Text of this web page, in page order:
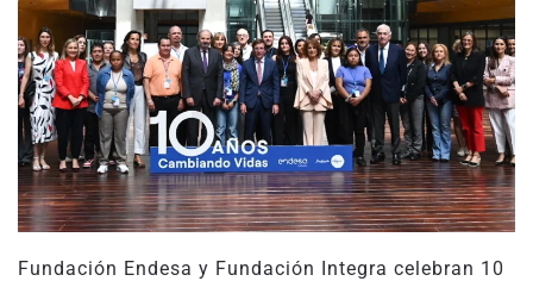
Fundación Endesa y Fundación Integra celebran 10